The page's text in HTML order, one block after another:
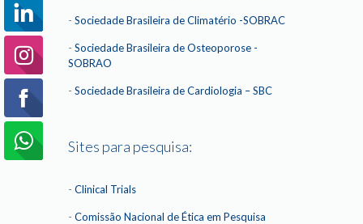
- Sociedade Brasileira de Climatério -SOBRAC
- Sociedade Brasileira de Osteoporose -
SOBRAO
- Sociedade Brasileira de Cardiologia – SBC
Sites para pesquisa:
- Clinical Trials
- Comissão Nacional de Ética em Pesquisa